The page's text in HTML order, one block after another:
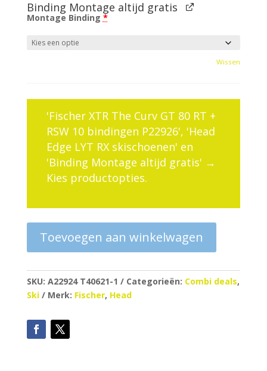
Binding Montage altijd gratis
Montage Binding *
Wissen
'Fischer XTR The Curv GT 80 RT +
RSW 10 bindingen P22926', 'Head
Edge LYT RX skischoenen' en
'Binding Montage altijd gratis' →
Kies productopties.
Toevoegen aan winkelwagen
SKU: A22924 T40621-1 Categorieën: Combi deals,
Ski
Merk: Fischer, Head